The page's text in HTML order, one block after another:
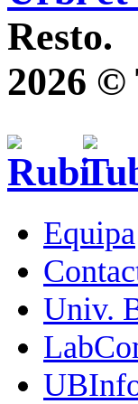
Resto.
2026 ©
Equipa
Univ.